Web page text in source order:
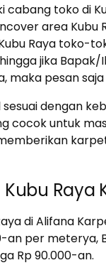
cabang toko di
area Kubu
Raya toko-
jika
maka pesan
dengan
cocok untuk
di Alifana
an per
Rp 90.000-an.